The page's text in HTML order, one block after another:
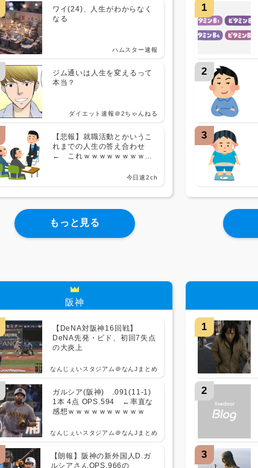
ワイ(24)、人生がわからなく
なる
ハムスター速報
ジム通いは人生を変えるって
本当？
ダイエット速報＠2ちゃんねる
【悲報】就職活動とかいうこ
れまでの人生の答え合わせ
← これｗｗｗｗｗｗｗｗｗ
今日速2ch
もっと見る
1
2
3
阪神
【DeNA対阪神16回戦】
DeNA先発・ビド、初回7失点
の大炎上
なんじぇいスタジアム＠なんJまとめ
ガルシア(阪神) .091(11-1)
1本 4点 OPS.594 ←率直な
感想ｗｗｗｗｗｗｗｗｗｗ
なんじぇいスタジアム＠なんJまとめ
【朗報】阪神の新外国人D.ガ
ルシアさんOPS.966の
1
2
3